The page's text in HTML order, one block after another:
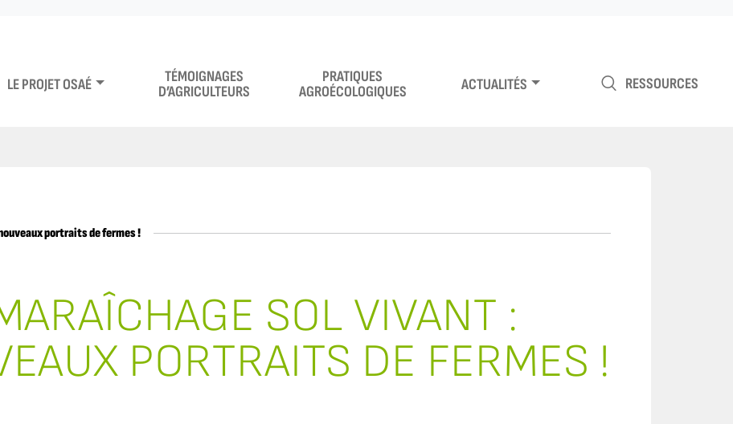
LE PROJET OSAÉ
TÉMOIGNAGES
D’AGRICULTEURS
PRATIQUES
AGROÉCOLOGIQUES
ACTUALITÉS RESSOURCES
portraits de fermes !
SOL VIVANT :
PORTRAITS DE FERMES !